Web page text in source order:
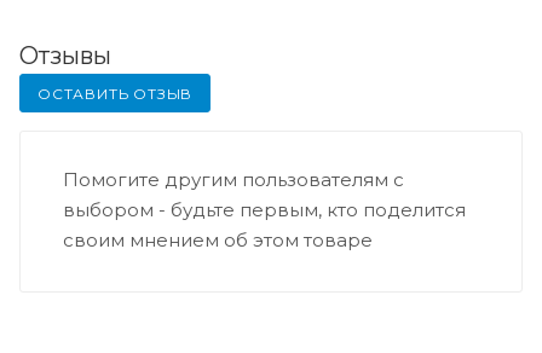
Отзывы
ОСТАВИТЬ ОТЗЫВ
Помогите другим пользователям с
выбором - будьте первым, кто поделится
своим мнением об этом товаре